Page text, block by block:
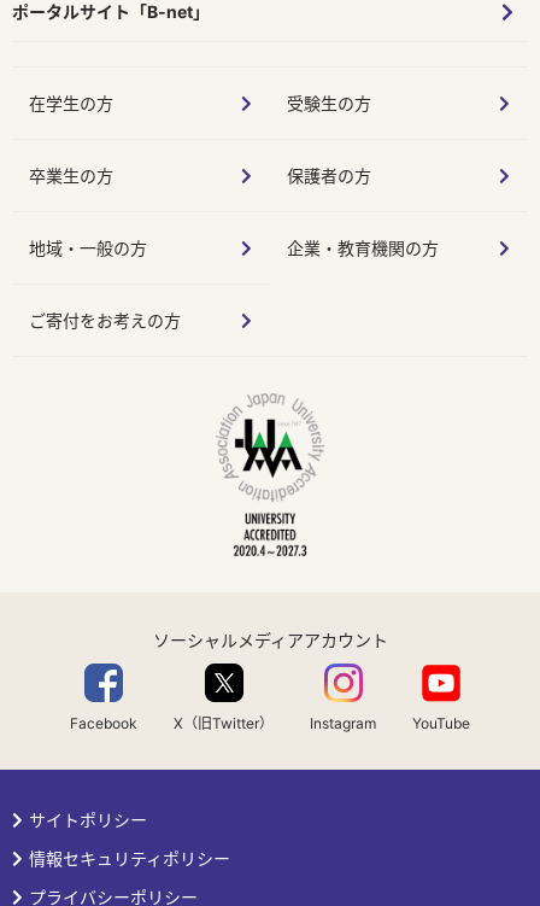
ポータルサイト「B-net」
在学生の方 受験生の方
卒業生の方 保護者の方
地域・一般の方 企業・教育機関の方
ご寄付をお考えの方
ソーシャルメディアアカウント
Facebook X（旧Twitter） Instagram YouTube
サイトポリシー
情報セキュリティポリシー
プライバシーポリシー